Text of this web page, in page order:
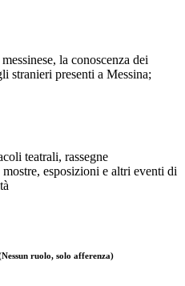
la conoscenza dei
stranieri presenti a Messina;
teatrali, rassegne
esposizioni e altri eventi di
ruolo, solo afferenza)